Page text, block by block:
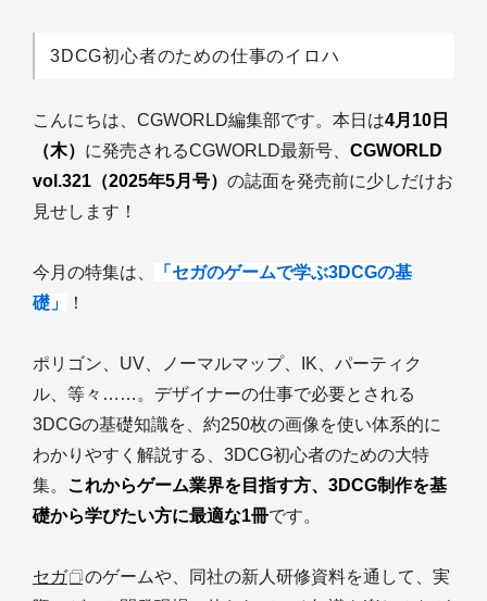
3DCG初心者のための仕事のイロハ
こんにちは、CGWORLD編集部です。本日は4月10日
（木） に発売されるCGWORLD最新号、 CGWORLD
vol.321（2025年5月号） の誌面を発売前に少しだけお
見せします！
今月の特集は、
「セガのゲームで学ぶ3DCGの基
礎」
！
ポリゴン、UV、ノーマルマップ、IK、パーティク
ル、等々……。デザイナーの仕事で必要とされる
3DCGの基礎知識を、約250枚の画像を使い体系的に
わかりやすく解説する、3DCG初心者のための大特
集。
これからゲーム業界を目指す方、3DCG制作を基
礎から学びたい方に最適な1冊です。
セガ
のゲームや、同社の新人研修資料を通して、実